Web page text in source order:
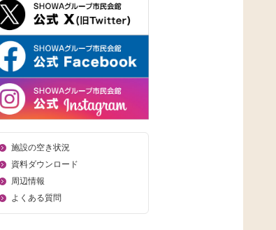
施設の空き状況
資料ダウンロード
周辺情報
よくある質問